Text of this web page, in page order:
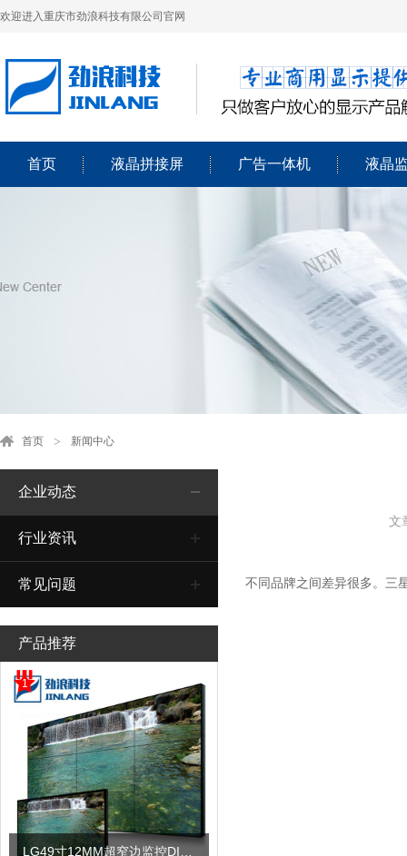
欢迎进入重庆市劲浪科技有限公司官网
首页 液晶拼接屏 广告一体机 液晶
首页 新闻中心
企业动态
行业资讯
常见问题
产品推荐
1
文
不同品牌之间差异很多。三